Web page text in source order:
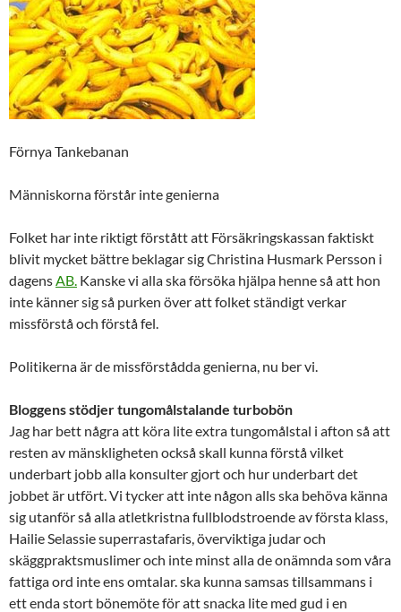
Förnya Tankebanan
Människorna förstår inte genierna
Folket har inte riktigt förstått att Försäkringskassan faktiskt
blivit mycket bättre beklagar sig Christina Husmark Persson i
dagensAB. Kanske vi alla ska försöka hjälpa henne så att hon
inte känner sig så purken över att folket ständigt verkar
missförstå och förstå fel.
Politikerna är de missförstådda genierna, nu ber vi.
Bloggens stödjer tungomålstalande turbobön
Jag har bett några att köra lite extra tungomålstal i afton så att
resten av mänskligheten också skall kunna förstå vilket
underbart jobb alla konsulter gjort och hur underbart det
jobbet är utfört. Vi tycker att inte någon alls ska behöva känna
sig utanför så alla atletkristna fullblodstroende av första klass,
Hailie Selassie superrastafaris, överviktiga judar och
skäggpraktsmuslimer och inte minst alla de onämnda som våra
fattiga ord inte ens omtalar. ska kunna samsas tillsammans i
ett enda stort bönemöte för att snacka lite med gud i en